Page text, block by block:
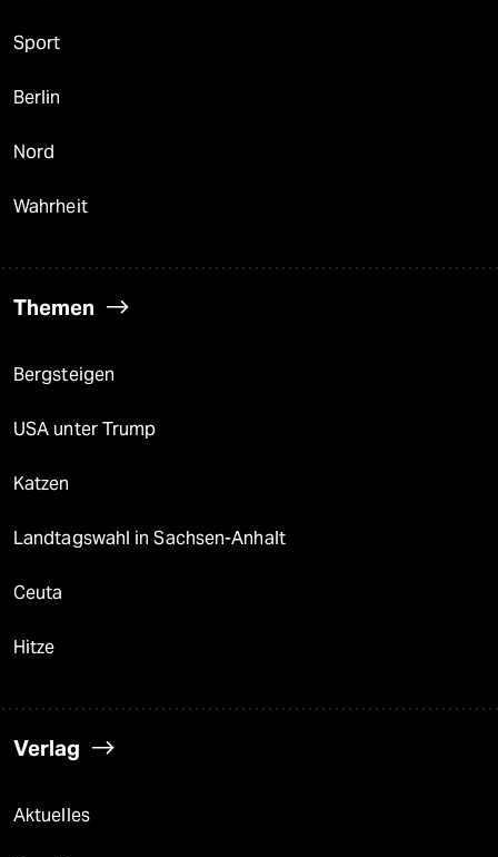
Sport
Berlin
Nord
Wahrheit
Themen
Bergsteigen
USA unter Trump
Katzen
Landtagswahl in Sachsen-Anhalt
Ceuta
Hitze
Verlag
Aktuelles